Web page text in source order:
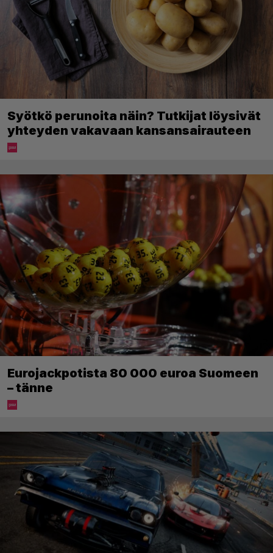
Syötkö perunoita näin? Tutkijat löysivät
yhteyden vakavaan kansansairauteen
Eurojackpotista 80 000 euroa Suomeen
– tänne